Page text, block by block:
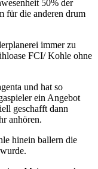
50% der
für die anderen drum
immer zu
FCI/ Kohle ohne
und hat so
ein Angebot
geschafft dann
anhören.
hinein ballern die